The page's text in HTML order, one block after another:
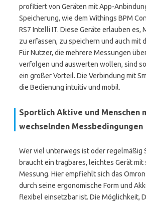
profitiert von Geräten mit App-
Speicherung, wie dem Withings BPM
RS7 Intelli IT. Diese Geräte erlauben es,
zu erfassen, zu speichern und auch mit
Für Nutzer, die mehrere Messungen
verfolgen und auswerten wollen, sind
ein großer Vorteil. Die Verbindung mit
die Bedienung intuitiv und mobil.
Sportlich Aktive und Menschen
wechselnden Messbedingungen
Wer viel unterwegs ist oder regelmäßig
braucht ein tragbares, leichtes Gerät
Messung. Hier empfiehlt sich das Omron
durch seine ergonomische Form und
flexibel einsetzbar ist. Die Möglichkeit,